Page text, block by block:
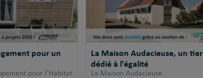
pour un
pour l'Habitat
La Maison Audacieuse, un
dédié à l'égalité
La Maison Audacieuse